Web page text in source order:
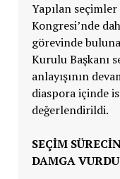
Yapılan
Kongresi’nde
görevinde
Kurulu Başkanı
anlayışının
diaspora içinde
değerlendirildi.
SEÇİM
DAMGA VURDU